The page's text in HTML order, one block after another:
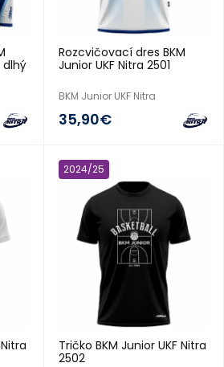
dlhý
Rozcvičovací dres BKM
Junior UKF Nitra 2501
BKM Junior UKF Nitra
35,90€
2024/25
Tričko BKM Junior UKF Nitra
2502